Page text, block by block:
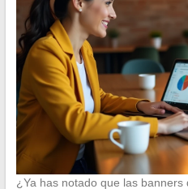
¿Ya has notado que las